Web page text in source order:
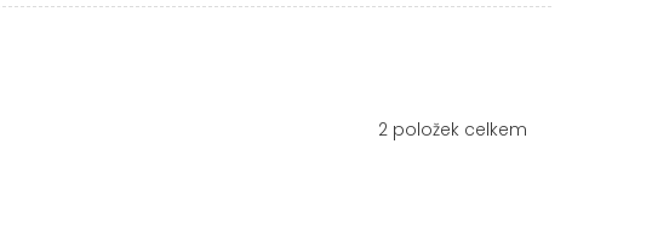
2 položek celkem